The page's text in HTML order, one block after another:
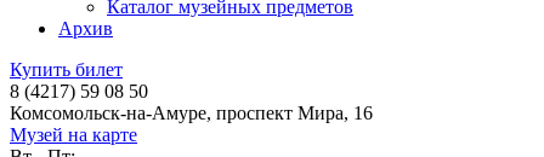
Каталог музейных предметов
Архив
Купить билет
8 (4217) 59 08 50
Комсомольск-на-Амуре, проспект Мира, 16
Музей на карте